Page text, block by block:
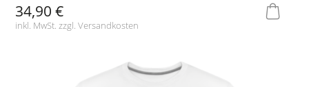
34,90 €
inkl. MwSt. zzgl.Versandkosten